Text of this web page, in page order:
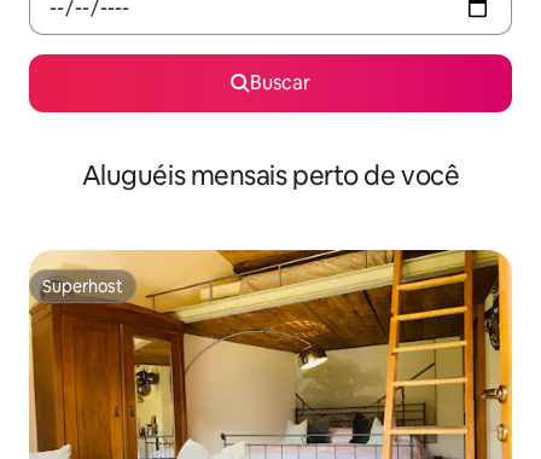
Buscar
Aluguéis mensais perto de você
Superhost
Superhost